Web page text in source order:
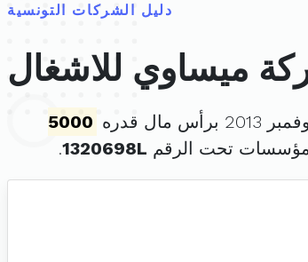
دليل الشركات التونسية
ميساوي للاشغال
5000
تحت الرقم 1320698L
.